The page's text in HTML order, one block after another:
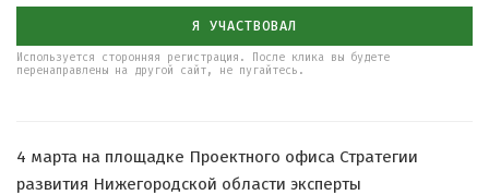
Я УЧАСТВОВАЛ
Используется сторонняя регистрация. После клика вы будете
перенаправлены на другой сайт, не пугайтесь.
4 марта на площадке Проектного офиса Стратегии
развития Нижегородской области эксперты